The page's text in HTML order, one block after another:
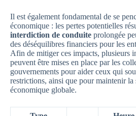
Il est également fondamental de se
économique : les pertes potentielles
interdiction de conduite prolongée
des déséquilibres financiers pour les
Afin de mitiger ces impacts, plusieurs
peuvent être mises en place par les
gouvernements pour aider ceux qui
restrictions, ainsi que pour maintenir la
économique globale.